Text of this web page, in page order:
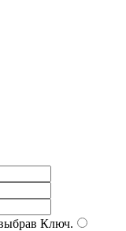
Ключ.